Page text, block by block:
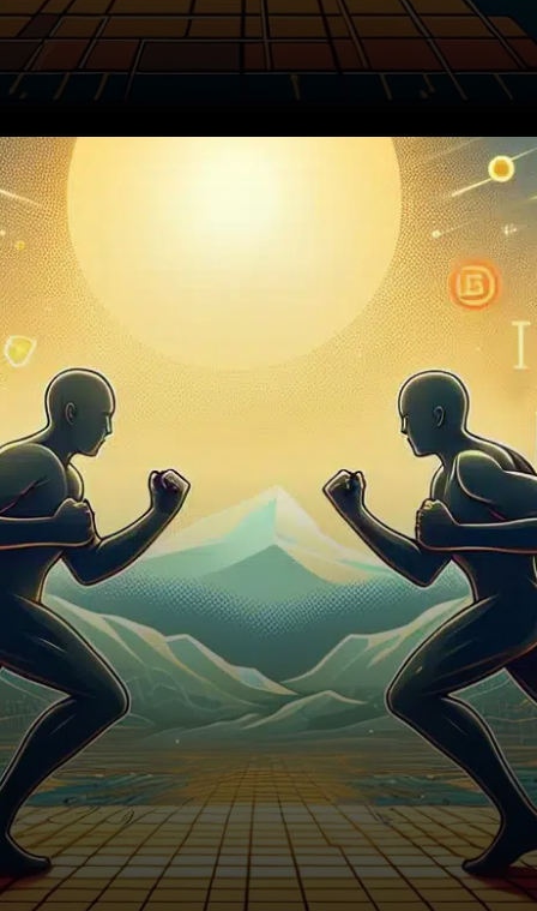
La semaine de la blockchain
organisée par Binance à Dubaï
a été le théâtre d’un débat
intense opposant l’innovation
numérique…